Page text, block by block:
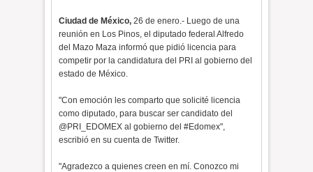
Ciudad de México,26 de enero.- Luego de una
reunión en Los Pinos, el diputado federal Alfredo
del Mazo Maza informó que pidió licencia para
competir por la candidatura del PRI al gobierno del
estado de México.
"Con emoción les comparto que solicité licencia
como diputado, para buscar ser candidato del
@PRI_EDOMEX al gobierno del #Edomex",
escribió en su cuenta de Twitter.
"Agradezco a quienes creen en mí. Conozco mi